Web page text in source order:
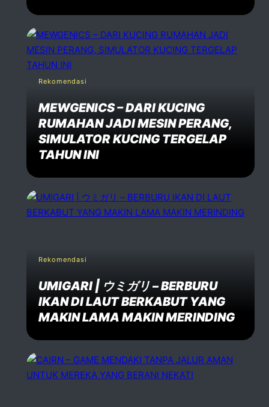
Rekomendasi
MEWGENICS – DARI KUCING
RUMAHAN JADI MESIN PERANG,
SIMULATOR KUCING TERGELAP
TAHUN INI
Rekomendasi
UMIGARI | ウミガリ – BERBURU
IKAN DI LAUT BERKABUT YANG
MAKIN LAMA MAKIN MERINDING